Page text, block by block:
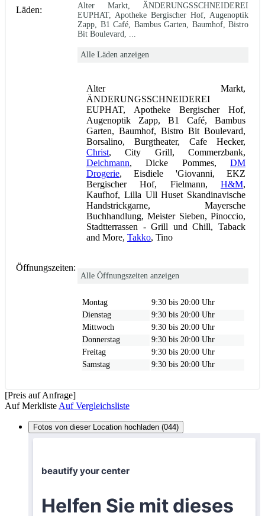
Läden:
Alter Markt, ÄNDERUNGSSCHNEIDEREI
EUPHAT, Apotheke Bergischer Hof, Augenoptik
Zapp, B1 Café, Bambus Garten, Baumhof, Bistro
Bit Boulevard, ...
Alle Läden anzeigen
Alter Markt,
ÄNDERUNGSSCHNEIDEREI
EUPHAT, Apotheke Bergischer Hof,
Augenoptik Zapp, B1 Café, Bambus
Garten, Baumhof, Bistro Bit Boulevard,
Borsalino, Burgtheater, Cafe Hecker,
Christ, City Grill, Commerzbank,
Deichmann, Dicke Pommes, DM
Drogerie, Eisdiele 'Giovanni, EKZ
Bergischer Hof, Fielmann, H&M,
Kaufhof, Lilla Ull Huset Skandinavische
Handstrickgarne, Mayersche
Buchhandlung, Meister Sieben, Pinoccio,
Stadtterrassen - Grill und Chill, Taback
and More, Takko, Tino
Öffnungszeiten:
Alle Öffnungszeiten anzeigen
Montag
9:30 bis 20:00 Uhr
Dienstag
9:30 bis 20:00 Uhr
Mittwoch
9:30 bis 20:00 Uhr
Donnerstag
9:30 bis 20:00 Uhr
Freitag
9:30 bis 20:00 Uhr
Samstag
9:30 bis 20:00 Uhr
[Preis auf Anfrage]
Auf Merkliste Auf Vergleichsliste
Fotos von dieser Location hochladen (044)